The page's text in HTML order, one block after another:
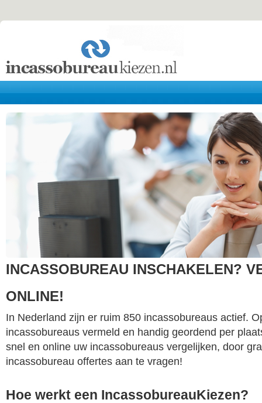
INCASSOBUREAU INSCHAKELEN?
ONLINE!
In Nederland zijn er ruim 850 incassobureaus actief.
incassobureaus vermeld en handig geordend per
snel en online uw incassobureaus vergelijken, door
incassobureau offertes aan te vragen!
Hoe werkt een IncassobureauKiezen?